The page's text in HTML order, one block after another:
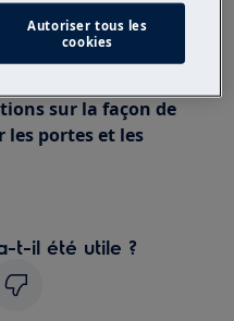
des conséquences sur
correctement
sur la façon de
les portes et les
t-il été utile ?
Autoriser tous les
cookies